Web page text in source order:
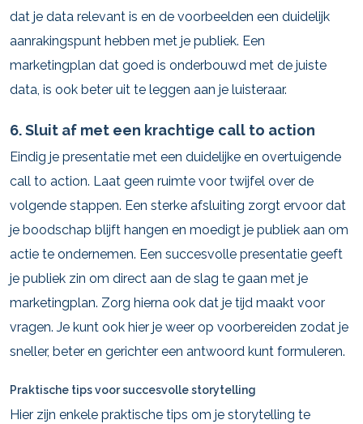
dat je data relevant is en de voorbeelden een duidelijk
aanrakingspunt hebben met je publiek. Een
marketingplan dat goed is onderbouwd met de juiste
data, is ook beter uit te leggen aan je luisteraar.
6. Sluit af met een krachtige call to action
Eindig je presentatie met een duidelijke en overtuigende
call to action. Laat geen ruimte voor twijfel over de
volgende stappen. Een sterke afsluiting zorgt ervoor dat
je boodschap blijft hangen en moedigt je publiek aan om
actie te ondernemen. Een succesvolle presentatie geeft
je publiek zin om direct aan de slag te gaan met je
marketingplan. Zorg hierna ook dat je tijd maakt voor
vragen. Je kunt ook hier je weer op voorbereiden zodat je
sneller, beter en gerichter een antwoord kunt formuleren.
Praktische tips voor succesvolle storytelling
Hier zijn enkele praktische tips om je storytelling te